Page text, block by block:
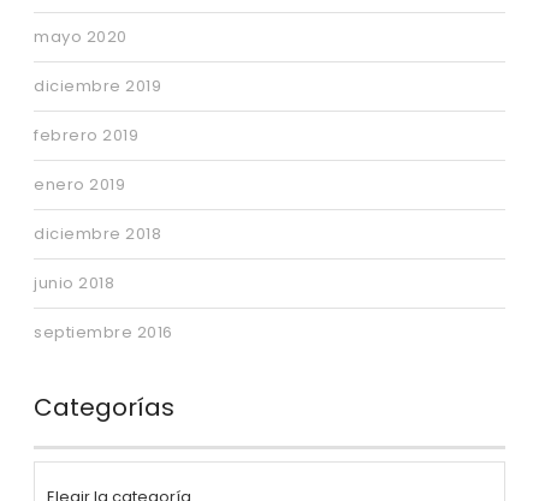
mayo 2020
diciembre 2019
febrero 2019
enero 2019
diciembre 2018
junio 2018
septiembre 2016
Categorías